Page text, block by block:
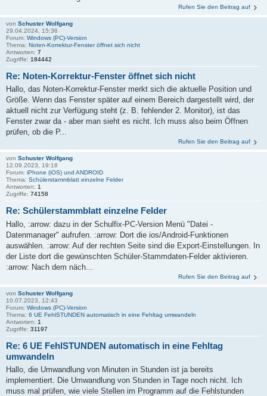
Rufen Sie den Beitrag auf
von Schuster Wolfgang
29.04.2024, 15:36
Forum: Windows (PC)-Version
Thema: Noten-Korrektur-Fenster öffnet sich nicht
Antworten: 7
Zugriffe: 184442
Re: Noten-Korrektur-Fenster öffnet sich nicht
Hallo, das Noten-Korrektur-Fenster merkt sich die aktuelle Position und
Größe. Wenn das Fenster später auf einem Bereich dargestellt wird, der
aktuell nicht zur Verfügung steht (z. B. fehlender 2. Monitor), ist das
Fenster zwar da - aber man sieht es nicht. Ich muss also beim Öffnen
prüfen, ob die P...
Rufen Sie den Beitrag auf
von Schuster Wolfgang
12.09.2023, 19:18
Forum: iPhone (iOS) und ANDROID
Thema: Schülerstammblatt einzelne Felder
Antworten: 1
Zugriffe: 74158
Re: Schülerstammblatt einzelne Felder
Hallo, :arrow: dazu in der Schulfix-PC-Version Menü "Datei -
Datenmanager" aufrufen. :arrow: Dort die ios/Android-Funktionen
auswählen. :arrow: Auf der rechten Seite sind die Export-Einstellungen. In
der Liste dort die gewünschten Schüler-Stammdaten-Felder aktivieren.
:arrow: Nach dem näch...
Rufen Sie den Beitrag auf
von Schuster Wolfgang
10.07.2023, 12:43
Forum: Windows (PC)-Version
Thema: 6 UE FehlSTUNDEN automatisch in eine Fehltag umwandeln
Antworten: 1
Zugriffe: 31197
Re: 6 UE FehlSTUNDEN automatisch in eine Fehltag
umwandeln
Hallo, die Umwandlung von Minuten in Stunden ist ja bereits
implementiert. Die Umwandlung von Stunden in Tage noch nicht. Ich
muss mal prüfen, wie viele Stellen im Programm auf die Fehlstunden